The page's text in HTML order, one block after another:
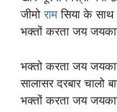
जीमोराम सिया के साथ
भक्तों करता जय
भक्तो करता जय
सालासर दरबार चालो
भक्तों करता जय